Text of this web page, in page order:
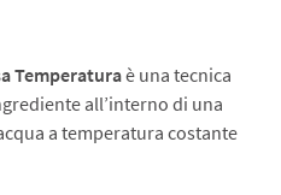
Temperaturaè una tecnica
all’interno di una
a temperatura costante